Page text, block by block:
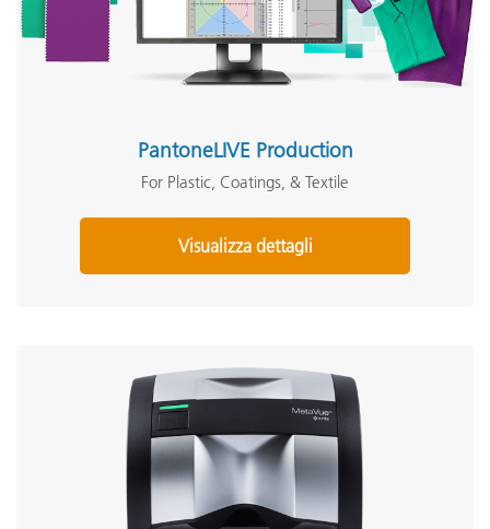
PantoneLIVE Production
For Plastic, Coatings, & Textile
Visualizza dettagli